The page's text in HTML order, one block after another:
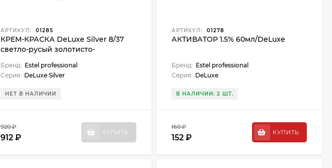
АРТИКУЛ: 01285
КРЕМ-КРАСКА DeLuxe Silver 8/37
светло-русый золотисто-
Бренд: Estel professional
Серия: DeLuxe Silver
НЕТ В НАЛИЧИИ
920 ₽
912 ₽
КУПИТЬ
АРТИКУЛ: 01278
АКТИВАТОР 1.5% 60мл/DeLuxe
Бренд: Estel professional
Серия: DeLuxe
В НАЛИЧИИ: 2 ШТ.
160 ₽
152 ₽
КУПИТЬ